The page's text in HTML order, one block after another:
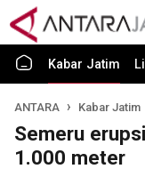
Kabar Jatim
ANTARA Kabar Jatim
Semeru
1.000 meter